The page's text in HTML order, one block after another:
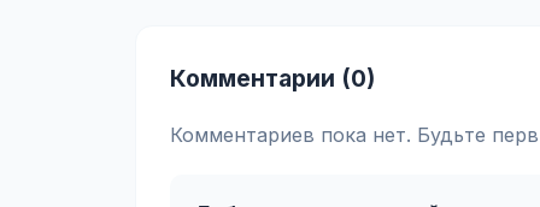
Комментарии (0)
Комментариев пока нет. Будьте